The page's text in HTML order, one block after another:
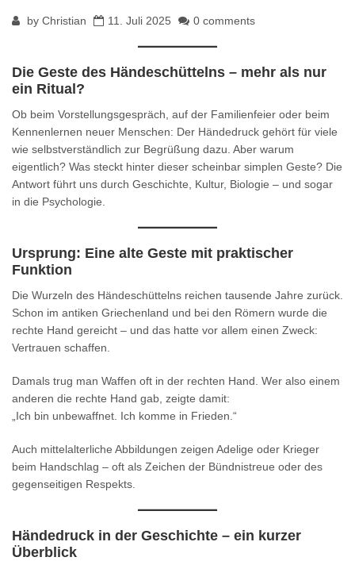
by Christian 11. Juli 2025 0 comments
Die Geste des Händeschüttelns – mehr als nur
ein Ritual?
Ob beim Vorstellungsgespräch, auf der Familienfeier oder beim
Kennenlernen neuer Menschen: Der Händedruck gehört für viele
wie selbstverständlich zur Begrüßung dazu. Aber warum
eigentlich? Was steckt hinter dieser scheinbar simplen Geste? Die
Antwort führt uns durch Geschichte, Kultur, Biologie – und sogar
in die Psychologie.
Ursprung: Eine alte Geste mit praktischer
Funktion
Die Wurzeln des Händeschüttelns reichen tausende Jahre zurück.
Schon im antiken Griechenland und bei den Römern wurde die
rechte Hand gereicht – und das hatte vor allem einen Zweck:
Vertrauen schaffen.
Damals trug man Waffen oft in der rechten Hand. Wer also einem
anderen die rechte Hand gab, zeigte damit:
„Ich bin unbewaffnet. Ich komme in Frieden.“
Auch mittelalterliche Abbildungen zeigen Adelige oder Krieger
beim Handschlag – oft als Zeichen der Bündnistreue oder des
gegenseitigen Respekts.
Händedruck in der Geschichte – ein kurzer
Überblick